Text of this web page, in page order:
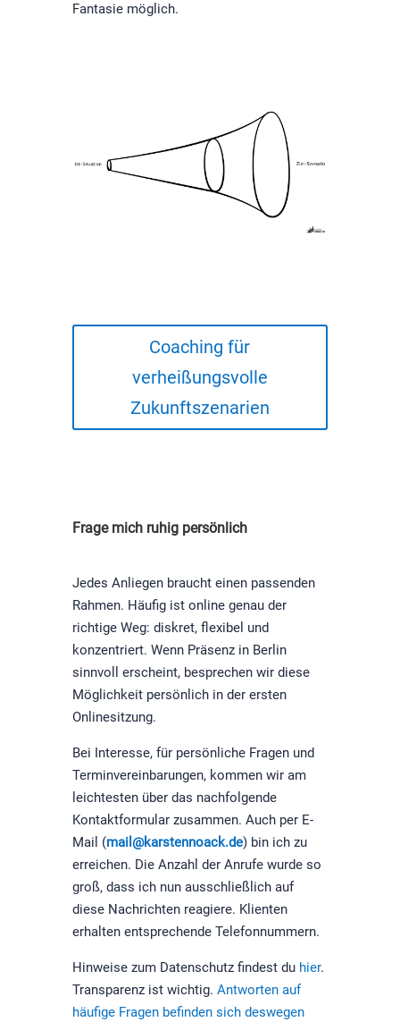
Fantasie möglich.
Coaching für
verheißungsvolle
Zukunftszenarien
Frage mich ruhig persönlich
Jedes Anliegen braucht einen passenden
Rahmen. Häufig ist online genau der
richtige Weg: diskret, flexibel und
konzentriert. Wenn Präsenz in Berlin
sinnvoll erscheint, besprechen wir diese
Möglichkeit persönlich in der ersten
Onlinesitzung.
Bei Interesse, für persönliche Fragen und
Terminvereinbarungen, kommen wir am
leichtesten über das nachfolgende
Kontaktformular zusammen. Auch per E-
Mail (mail@karstennoack.de) bin ich zu
erreichen. Die Anzahl der Anrufe wurde so
groß, dass ich nun ausschließlich auf
diese Nachrichten reagiere. Klienten
erhalten entsprechende Telefonnummern.
Hinweise zum Datenschutz findest du hier.
Transparenz ist wichtig. Antworten auf
häufige Fragen befinden sich deswegen